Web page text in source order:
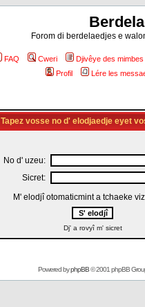
Forom di berdelaedjes e
FAQ Cweri Djivêye des mimbes
Profil
Lére les
Tapez vosse no d' elodjaedje eyet
No d' uzeu:
Sicret:
M' elodjî otomaticmint a tchaeke
Dj' a rovyî m' sicret
Powered byphpBB© 2001 phpBB